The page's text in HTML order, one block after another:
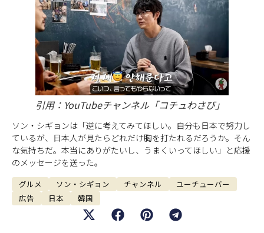
引用：YouTubeチャンネル「コチュわさび」
ソン・シギョンは「逆に考えてみてほしい。自分も日本で努力し
ているが、日本人が見たらどれだけ胸を打たれるだろうか。そん
な気持ちだ。本当にありがたいし、うまくいってほしい」と応援
のメッセージを送った。
グルメ ソン・シギョン チャンネル
ユーチューバー
広告
日本 韓国